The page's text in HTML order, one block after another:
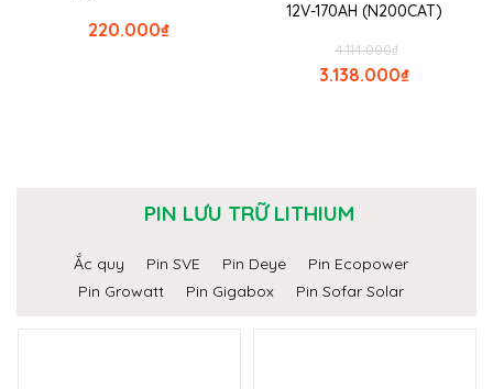
₫
220.000
12V-170AH (N200CAT)
₫
4.114.000
₫
3.138.000
PIN LƯU TRỮ LITHIUM
Ắc quy Pin SVE Pin Deye
Pin Ecopower
Pin Growatt
Pin Gigabox Pin Sofar Solar